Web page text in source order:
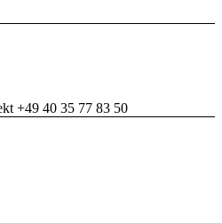
+49 40 35 77 83 50